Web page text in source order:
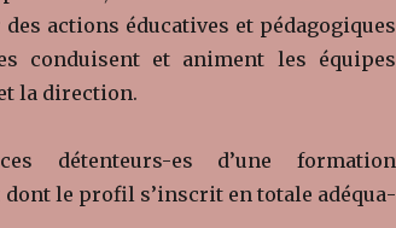
actions éducatives et pédagogiques
conduisent et animent les équipes
la direction.
détenteurs-es d’une formation
dont le profil s’inscrit en totale adéqua­